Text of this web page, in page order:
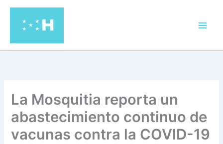
contenido
La Mosquitia reporta un
abastecimiento continuo de
vacunas contra la COVID-19